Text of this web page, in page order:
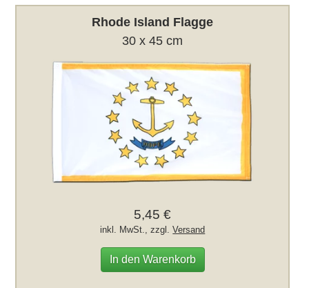
Rhode Island Flagge
30 x 45 cm
5,45 €
inkl. MwSt., zzgl.Versand
In den Warenkorb